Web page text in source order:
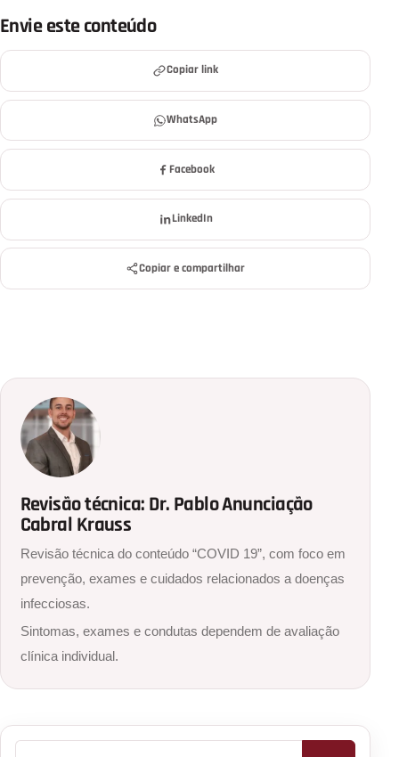
Envie este conteúdo
Copiar link
WhatsApp
Facebook
LinkedIn
Copiar e compartilhar
Revisão técnica: Dr. Pablo Anunciação
Cabral Krauss
Revisão técnica do conteúdo “COVID 19”, com foco em
prevenção, exames e cuidados relacionados a doenças
infecciosas.
Sintomas, exames e condutas dependem de avaliação
clínica individual.